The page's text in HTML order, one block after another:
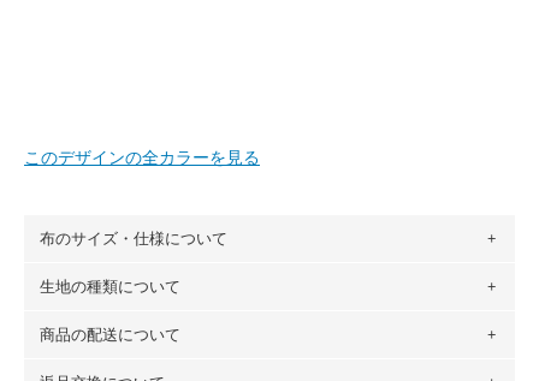
このデザインの全カラーを見る
布のサイズ・仕様について
布の長さは50cm単位での販売になります。
場合 → 購入数量「7」
生地の種類について
・現在、すべてのデザインのプリントに使用している生地は
商品の配送について